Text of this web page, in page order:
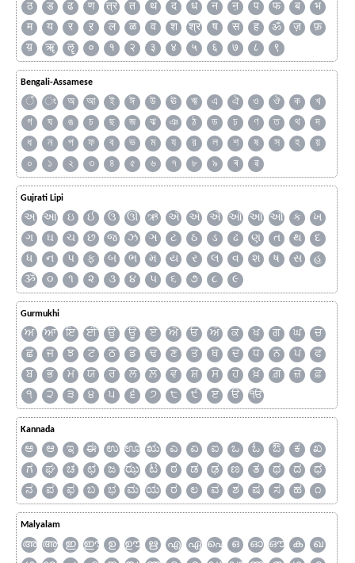
ठ
ड ढ ण त्र त थ द ध न ऩ प फ ब
भ
म
य र ऱ ल ळ व श श्र ष स ह ॐ ज़
फ़
य़
ॠ ॡ ० १ २ ३ ४ ५ ६ ७ ८ ९
Bengali-Assamese
ঁ ং অ আ ই ঈ উ ঊ ঋ এ ঐ ও ঔ ক
খ
গ
ঘ ঙ চ ছ জ ঝ ঞ ঠ ড ঢ ণ ত থ
দ
ধ
ন প ফ ব ভ ম য র ল শ ষ স হ
য়
০
১ ২ ৩ ৪ ৫ ৬ ৭ ৮ ৯ ৰ ৱ
Gujrati Lipi
અ આ ઇ ઈ ઉ ઊ ઋ ઍ એ ઐ ઑ ઓ ઔ ક
ખ
ગ
ઘ ચ છ જ ઝ ઞ ટ ઠ ડ ઢ ણ ત થ
દ
ધ
ન પ ફ બ ભ મ ય ર લ વ શ ષ સ
હ
ૐ
૦ ૧ ૨ ૩ ૪ ૫ ૬ ૭ ૮ ૯
Gurmukhi
ਅ ਆ ਇ ਈ ਉ ਊ ਏ ਐ ਓ ਔ ਕ ਖ ਗ ਘ
ਚ
ਛ
ਜ ਝ ਟ ਠ ਡ ਢ ਣ ਤ ਥ ਦ ਧ ਨ ਪ
ਫ
ਬ
ਭ ਮ ਯ ਰ ਲ ਲ਼ ਵ ਸ਼ ਸ ਹ ਖ਼ ਗ਼ ਜ਼
ਫ਼
੧
੨ ੩ ੪ ੫ ੬ ੭ ੮ ੯ ੲ ੳ ੴ
Kannada
ಅ ಆ ಇ ಈ ಉ ಊ ಋ ಎ ಏ ಐ ಒ ಓ ಔ ಕ
ಖ
ಗ
ಘ ಚ ಛ ಜ ಝ ಟ ಠ ಡ ಢ ಣ ತ ಥ ದ
ಧ
ನ
ಪ ಫ ಬ ಭ ಮ ಯ ರ ಲ ವ ಶ ಷ ಸ ಹ ೧
Malyalam
അ ആ ഇ ഈ ഉ ഊ ഋ എ ഏ ഐ ഒ ഓ ഔ ക
ഖ